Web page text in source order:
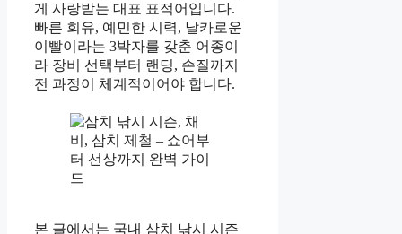
게 사랑받는 대표 표적어입니다.
빠른 회유, 예민한 시력, 날카로운
이빨이라는 3박자를 갖춘 어종이
라 장비 선택부터 랜딩, 손질까지
전 과정이 체계적이어야 합니다.
본 글에서는 국내 삼치 낚시 시즌